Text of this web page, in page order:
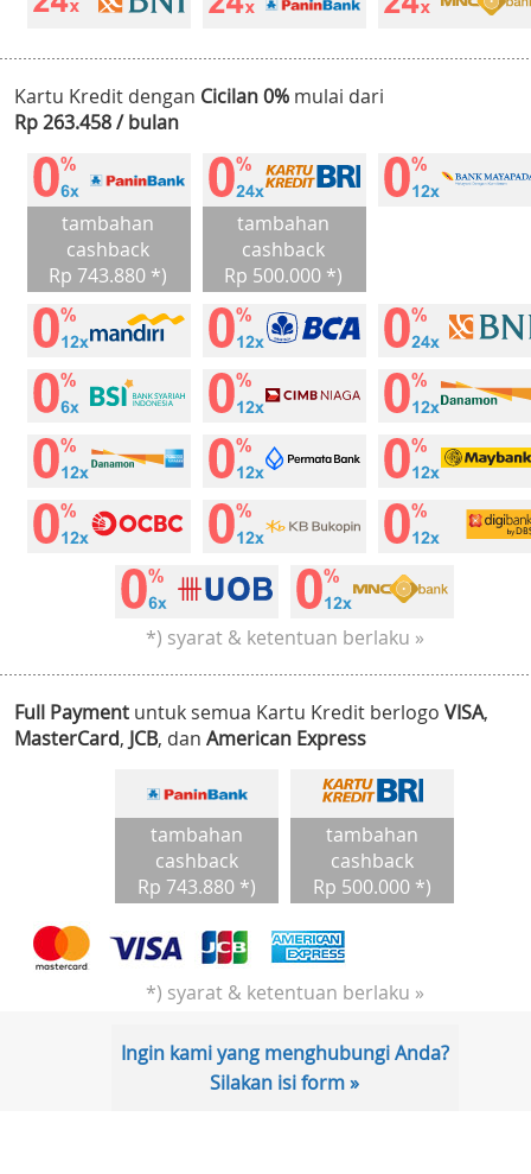
Kartu Kredit dengan Cicilan 0% mulai dari
Rp 263.458 / bulan
tambahan
cashback
Rp 743.880 *)
tambahan
cashback
Rp 500.000 *)
*) syarat & ketentuan berlaku »
Full Payment untuk semua Kartu Kredit berlogo VISA,
MasterCard, JCB, dan American Express
tambahan
cashback
Rp 743.880 *)
tambahan
cashback
Rp 500.000 *)
*) syarat & ketentuan berlaku »
Ingin kami yang menghubungi Anda?
Silakan isi form »